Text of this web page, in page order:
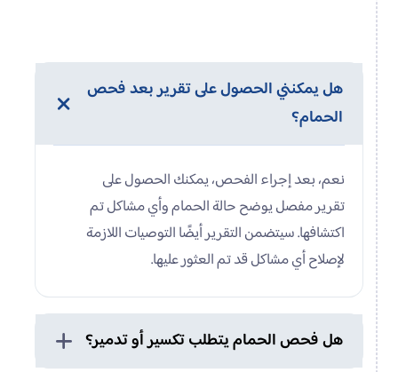
هل يمكنني الحصول على تقرير بعد فحص
الحمام؟
نعم، بعد إجراء الفحص، يمكنك الحصول على
تقرير مفصل يوضح حالة الحمام وأي مشاكل تم
اكتشافها. سيتضمن التقرير أيضًا التوصيات اللازمة
لإصلاح أي مشاكل قد تم العثور عليها.
هل فحص الحمام يتطلب تكسير أو تدمير؟